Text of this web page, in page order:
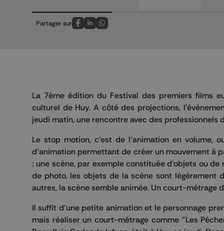
Partager sur
Partagez sur FaceBook
Partagez sur LinkedIn
Partagez sur Whatsapp
La 7ème édition du Festival des premiers films
culturel de Huy. A côté des projections,
jeudi matin, une rencontre avec des professionnels
Le stop motion, c'est de l’animation en volume,
d’animation permettant de créer un mouvement à
: une scène, par exemple constituée d’objets ou
de photo, les objets de la scène sont légèrement
autres, la scène semble animée. Un court-métrage
Il suffit d'une petite animation et le personnage
mais réaliser un court-métrage comme "Les